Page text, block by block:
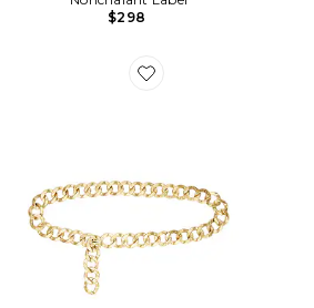
$298
Favorite CEINTURE DULCE